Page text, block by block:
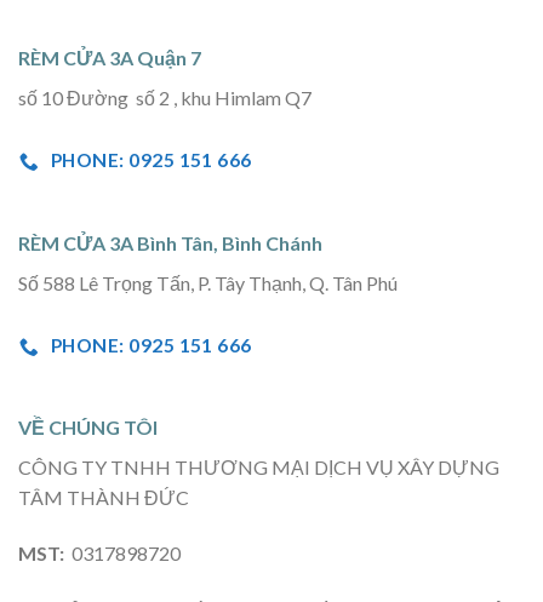
RÈM CỬA 3A Quận 7
số 10 Đường số 2 , khu Himlam Q7
PHONE: 0925 151 666
RÈM CỬA 3A Bình Tân, Bình Chánh
Số 588 Lê Trọng Tấn, P. Tây Thạnh, Q. Tân Phú
PHONE: 0925 151 666
VỀ CHÚNG TÔI
CÔNG TY TNHH THƯƠNG MẠI DỊCH VỤ XÂY DỰNG
TÂM THÀNH ĐỨC
MST: 0317898720